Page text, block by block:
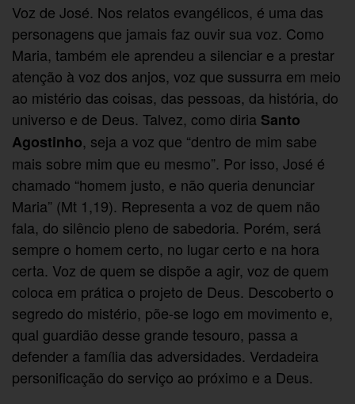
Voz de José. Nos relatos evangélicos, é uma das
personagens que jamais faz ouvir sua voz. Como
Maria, também ele aprendeu a silenciar e a prestar
atenção à voz dos anjos, voz que sussurra em meio
ao mistério das coisas, das pessoas, da história, do
universo e de Deus. Talvez, como diria Santo
Agostinho, seja a voz que “dentro de mim sabe
mais sobre mim que eu mesmo”. Por isso, José é
chamado “homem justo, e não queria denunciar
Maria” (Mt 1,19). Representa a voz de quem não
fala, do silêncio pleno de sabedoria. Porém, será
sempre o homem certo, no lugar certo e na hora
certa. Voz de quem se dispõe a agir, voz de quem
coloca em prática o projeto de Deus. Descoberto o
segredo do mistério, põe-se logo em movimento e,
qual guardião desse grande tesouro, passa a
defender a família das adversidades. Verdadeira
personificação do serviço ao próximo e a Deus.